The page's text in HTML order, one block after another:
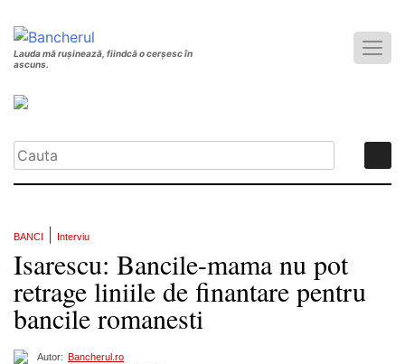
Lauda mă rușinează, fiindcă o cerșesc în
ascuns.
BANCI Interviu
Isarescu: Bancile-mama nu pot
retrage liniile de finantare pentru
bancile romanesti
Autor: Bancherul.ro